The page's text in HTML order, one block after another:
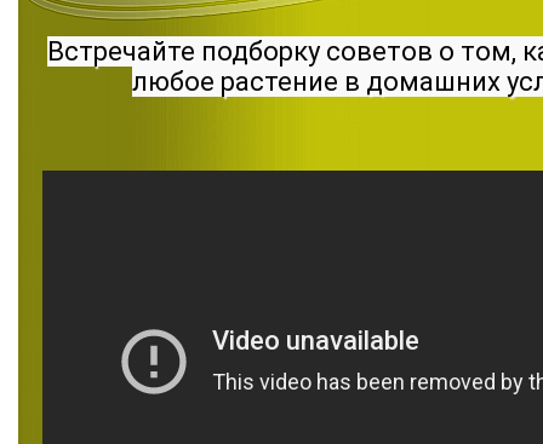
Встречайте подборку советов о том,
любое растение в домашних